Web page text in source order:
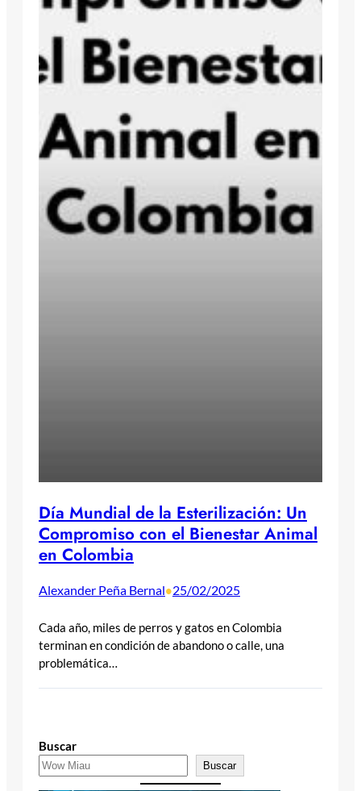
Día Mundial de la Esterilización: Un
Compromiso con el Bienestar Animal
en Colombia
Alexander Peña Bernal•25/02/2025
Cada año, miles de perros y gatos en Colombia
terminan en condición de abandono o calle, una
problemática…
Buscar
Buscar